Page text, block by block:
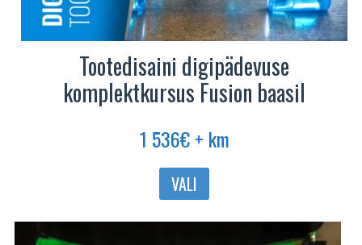
Tootedisaini digipädevuse
komplektkursus Fusion baasil
1 536€ + km
VALI